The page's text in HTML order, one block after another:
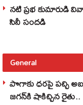
నటి ప్రభ కుమారుడి
సినీ సందడి
General
పొగాకు ధరపై పచ్చి
జగన్‌కి షాకిచ్చిన రైతు..